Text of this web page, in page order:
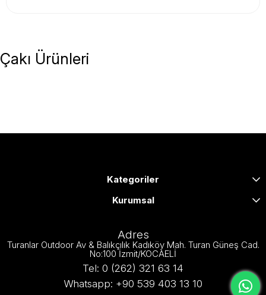
Çakı Ürünleri
Kategoriler
Kurumsal
Adres
Turanlar Outdoor Av & Balıkçılık Kadıköy Mah. Turan Güneş Cad.
No:100 İzmit/KOCAELİ
Tel: 0 (262) 321 63 14
Whatsapp: +90 539 403 13 10